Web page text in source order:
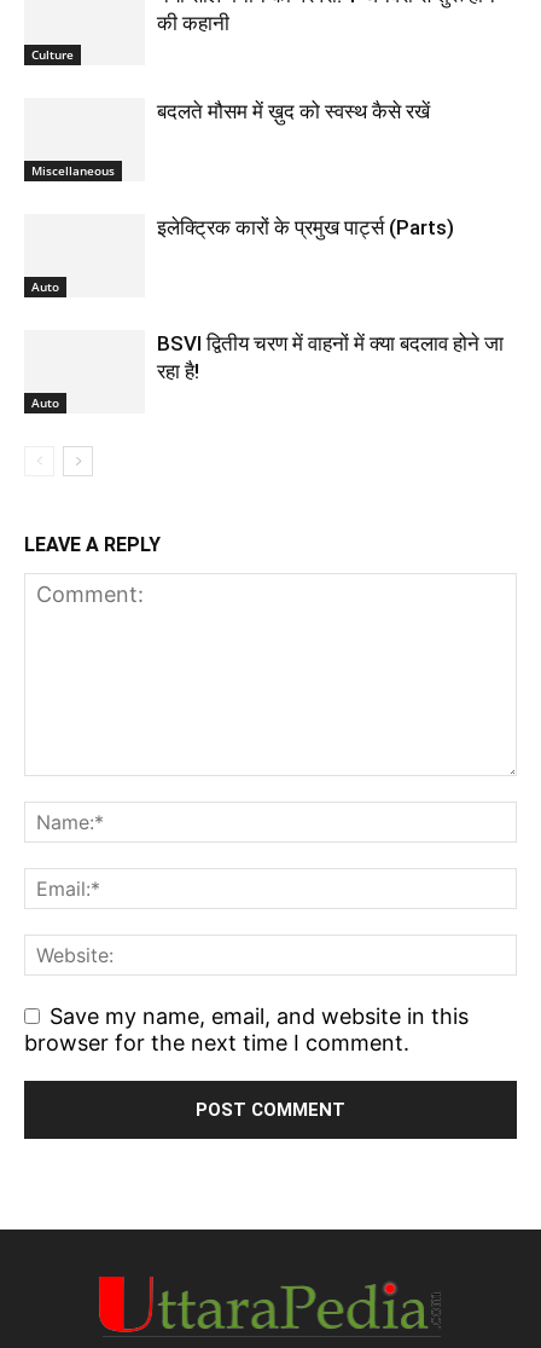
Culture
की कहानी
Miscellaneous
बदलते मौसम में ख़ुद को स्वस्थ कैसे रखें
Auto
इलेक्ट्रिक कारों के प्रमुख पार्ट्स (Parts)
Auto
BSVI द्वितीय चरण में वाहनों में क्या बदलाव होने जा
रहा है!
LEAVE A REPLY
Save my name, email, and website in this
browser for the next time I comment.